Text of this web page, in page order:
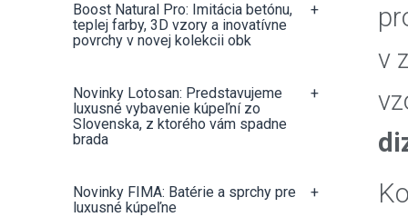
Boost Natural Pro: Imitácia betónu,
teplej farby, 3D vzory a inovatívne
povrchy v novej kolekcii obk
+
Novinky Lotosan: Predstavujeme
luxusné vybavenie kúpeľní zo
Slovenska, z ktorého vám spadne
brada
+
Novinky FIMA: Batérie a sprchy pre
luxusné kúpeľne
+
v